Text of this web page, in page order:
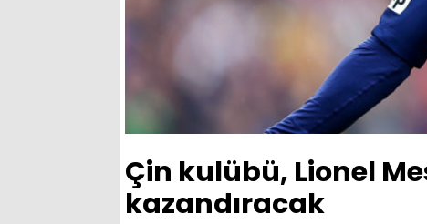
Çin kulübü, Lionel
kazandıracak